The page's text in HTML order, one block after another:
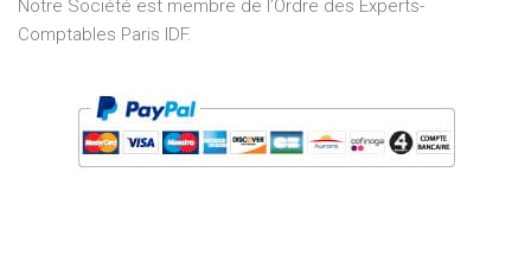
Notre Société est membre de l’Ordre des Experts-
Comptables Paris IDF.